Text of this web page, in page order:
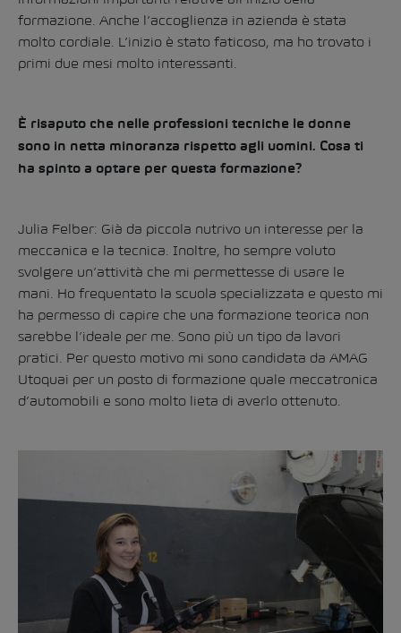
formazione. Anche l’accoglienza in azienda è stata
molto cordiale. L’inizio è stato faticoso, ma ho trovato i
primi due mesi molto interessanti.
È risaputo che nelle professioni tecniche le donne
sono in netta minoranza rispetto agli uomini. Cosa ti
ha spinto a optare per questa formazione?
Julia Felber: Già da piccola nutrivo un interesse per la
meccanica e la tecnica. Inoltre, ho sempre voluto
svolgere un’attività che mi permettesse di usare le
mani. Ho frequentato la scuola specializzata e questo mi
ha permesso di capire che una formazione teorica non
sarebbe l’ideale per me. Sono più un tipo da lavori
pratici. Per questo motivo mi sono candidata da AMAG
Utoquai per un posto di formazione quale meccatronica
d’automobili e sono molto lieta di averlo ottenuto.